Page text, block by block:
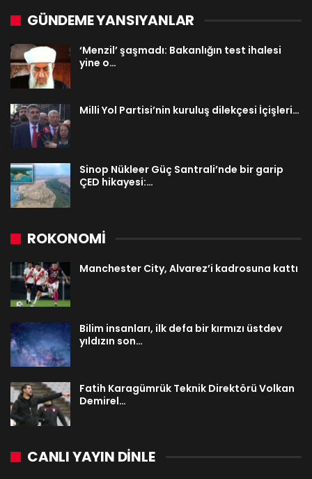
GÜNDEME YANSIYANLAR
‘Menzil’ şaşmadı: Bakanlığın test ihalesi
yine o…
Milli Yol Partisi’nin kuruluş dilekçesi İçişleri…
Sinop Nükleer Güç Santrali’nde bir garip
ÇED hikayesi:…
ROKONOMİ
Manchester City, Alvarez’i kadrosuna kattı
Bilim insanları, ilk defa bir kırmızı üstdev
yıldızın son…
Fatih Karagümrük Teknik Direktörü Volkan
Demirel…
CANLI YAYIN DINLE